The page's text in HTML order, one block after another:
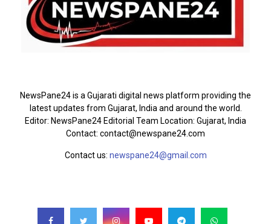
NewsPane24 is a Gujarati digital news platform providing the
latest updates from Gujarat, India and around the world.
Editor: NewsPane24 Editorial Team Location: Gujarat, India
Contact: contact@newspane24.com
Contact us: newspane24@gmail.com